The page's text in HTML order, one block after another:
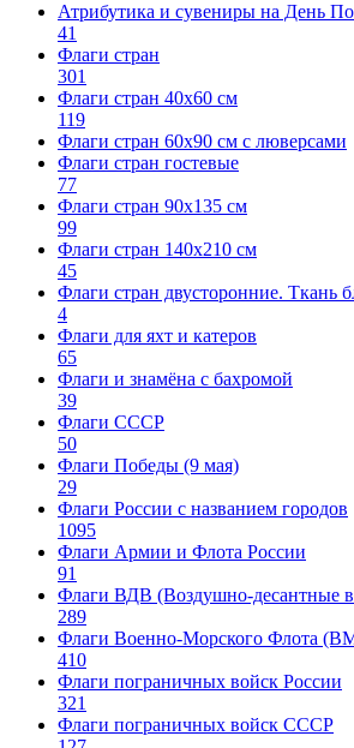
Атрибутика и сувениры на День
41
Флаги стран
301
Флаги стран 40х60 см
119
Флаги стран 60x90 см с люверсами
Флаги стран гостевые
77
Флаги стран 90х135 см
99
Флаги стран 140х210 см
45
Флаги стран двусторонние. Ткань
4
Флаги для яхт и катеров
65
Флаги и знамёна с бахромой
39
Флаги СССР
50
Флаги Победы (9 мая)
29
Флаги России с названием городов
1095
Флаги Армии и Флота России
91
Флаги ВДВ (Воздушно-десантные
289
Флаги Военно-Морского Флота
410
Флаги пограничных войск России
321
Флаги пограничных войск СССР